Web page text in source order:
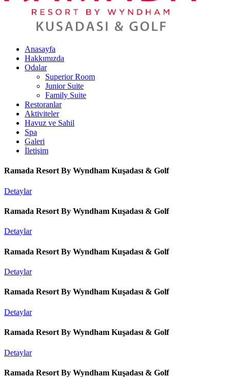
Anasayfa
Hakkımızda
Odalar
Superior Room
Junior Suite
Family Suite
Restoranlar
Aktiviteler
Havuz ve Sahil
Spa
Galeri
İletişim
Ramada Resort By Wyndham Kuşadası & Golf
Detaylar
Ramada Resort By Wyndham Kuşadası & Golf
Detaylar
Ramada Resort By Wyndham Kuşadası & Golf
Detaylar
Ramada Resort By Wyndham Kuşadası & Golf
Detaylar
Ramada Resort By Wyndham Kuşadası & Golf
Detaylar
Ramada Resort By Wyndham Kuşadası & Golf